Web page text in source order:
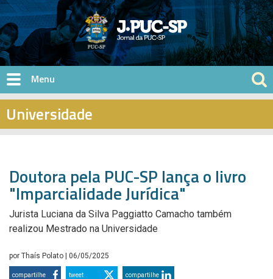
Pular para o conteúdo principal
Universidade
Doutora pela PUC-SP lança o livro
"Imparcialidade Jurídica"
Jurista Luciana da Silva Paggiatto Camacho também
realizou Mestrado na Universidade
por Thaís Polato | 06/05/2025
compartilhe tweet compartilhe